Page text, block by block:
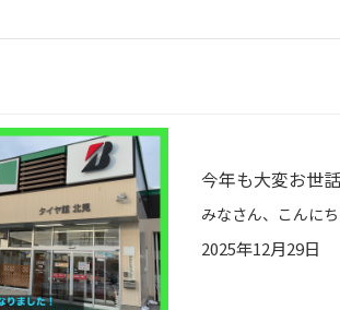
今年も大変お世
2025年12月29日